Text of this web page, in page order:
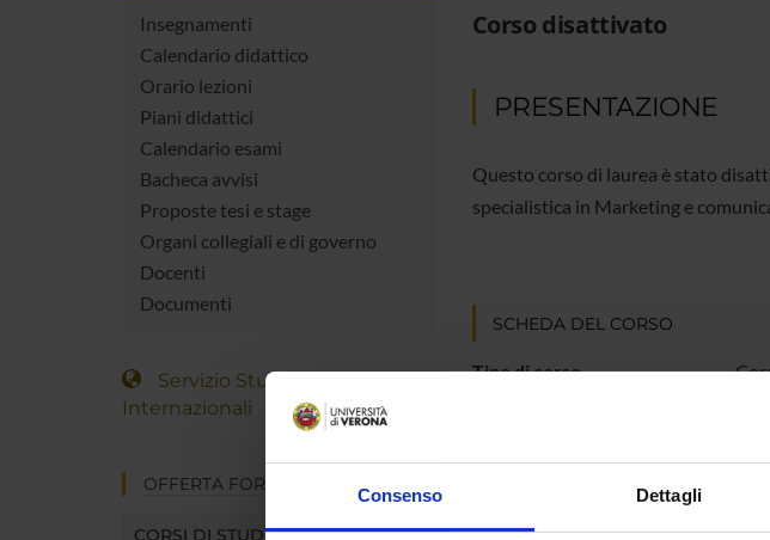
Consenso Dettagli
Insegnamenti
Calendario didattico
Orario lezioni
Piani didattici
Calendario esami
Bacheca avvisi
Proposte tesi e stage
Organi collegiali e di governo
Docenti
Documenti
Servizio Studenti
Internazionali
OFFERTA FORMATIVA
CORSI DI STUDIO
Corso disattivato
PRESENTAZIONE
Questo corso di laurea è stato
specialistica in Marketing e
SCHEDA DEL CORSO
Tipo di corso
Organo di controllo